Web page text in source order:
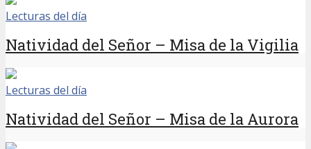
Lecturas del día
Natividad del Señor – Misa de la Vigilia
Lecturas del día
Natividad del Señor – Misa de la Aurora